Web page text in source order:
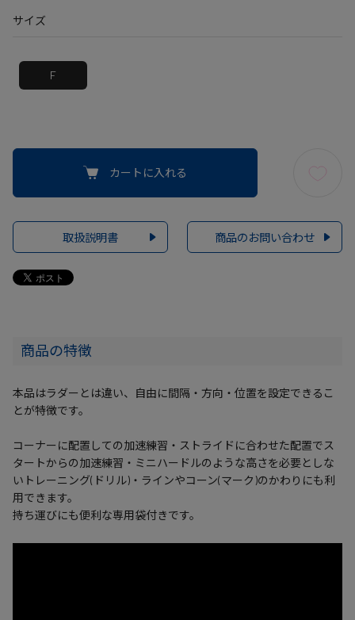
サイズ
F
カートに入れる
取扱説明書 商品のお問い合わせ
商品の特徴
本品はラダーとは違い、自由に間隔・方向・位置を設定できるこ
とが特徴です。
コーナーに配置しての加速練習・ストライドに合わせた配置でス
タートからの加速練習・ミニハードルのような高さを必要としな
いトレーニング(ドリル)・ラインやコーン(マーク)のかわりにも利
用できます。
持ち運びにも便利な専用袋付きです。